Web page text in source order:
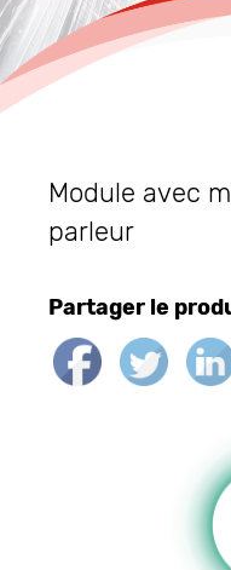
Module avec
parleur
Partager le